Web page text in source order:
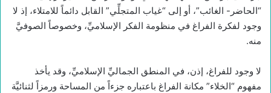
“الحاضر- الغائب”، أو إلى “غياب المتجلِّي” القابل دائماً للامتلاء، إذ لا
وجود لفكرة الفراغ في منظومة الفكر الإسلاميِّ، وخصوصاً الصوفيَّ
منه.
لا وجود للفراغ، إذن، في المنطق الجماليِّ الإسلاميِّ، وقد يأخذ
مفهوم “الخلاء” مكانة الفراغ باعتباره جزءاً من المساحة ورمزاً لثنائيَّة